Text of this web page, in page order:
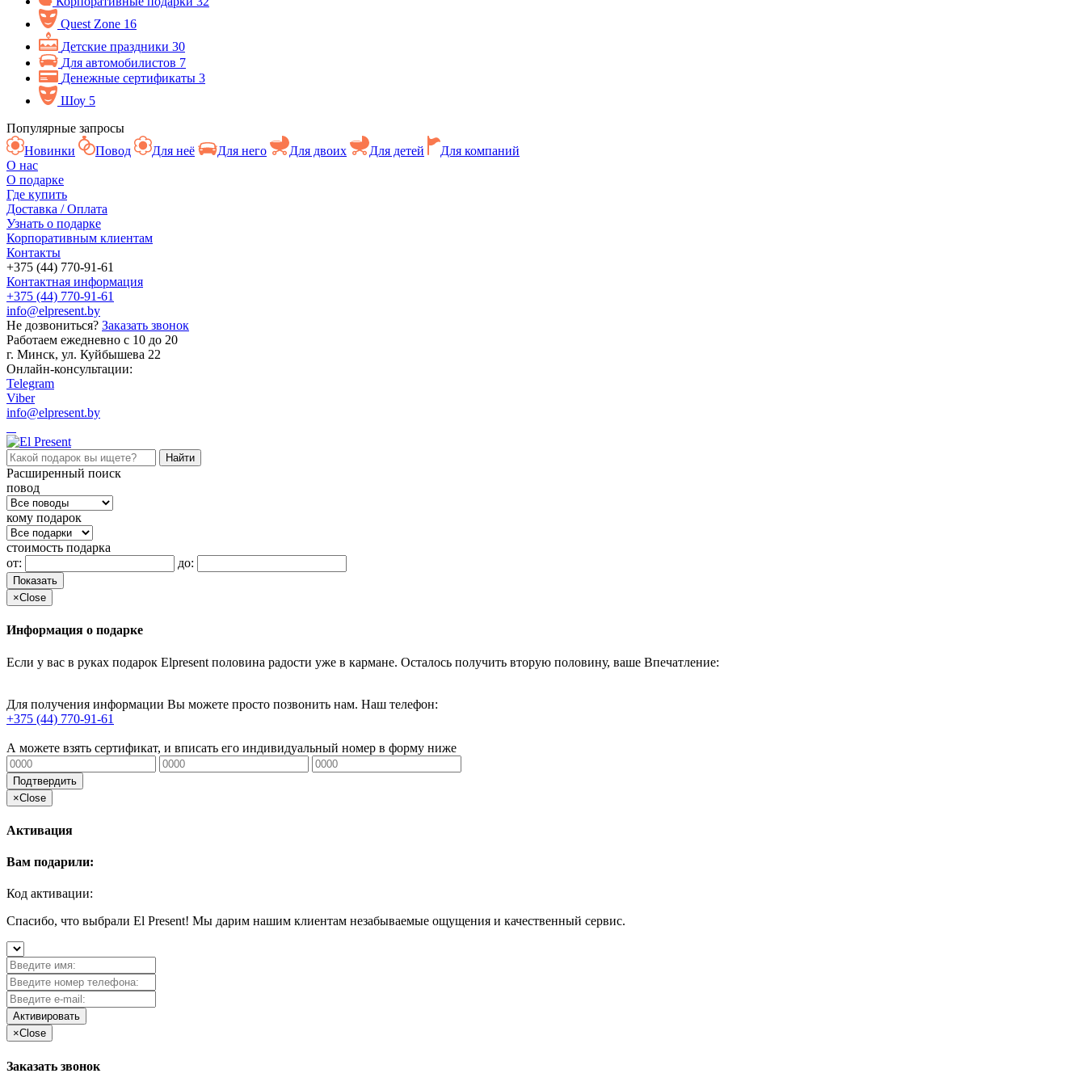
Quest Zone 16
Детские праздники 30
Для автомобилистов 7
Денежные сертификаты 3
Шоу 5
Популярные запросы
Новинки
Повод Для неё Для него Для двоих Для детей
Для компаний
О нас
О подарке
Где купить
Доставка / Оплата
Узнать о подарке
Корпоративным клиентам
Контакты
+375 (44) 770-91-61
Контактная информация
+375 (44) 770-91-61
info@elpresent.by
Не дозвониться? Заказать звонок
Работаем ежедневно c 10 до 20
г. Минск, ул. Куйбышева 22
Онлайн-консультации:
Telegram
Viber
info@elpresent.by
Расширенный поиск
повод
кому подарок
стоимость подарка
от:
до:
Показать
×Close
Информация о подарке
Если у вас в руках подарок Elpresent половина радости уже в кармане. Осталось получить вторую половину, ваше Впечатление:
Для получения информации Вы можете просто позвонить нам. Наш телефон:
+375 (44) 770-91-61
А можете взять сертификат, и вписать его индивидуальный номер в форму ниже
Подтвердить
×Close
Активация
Вам подарили:
Код активации:
Спасибо, что выбрали El Present! Мы дарим нашим клиентам незабываемые ощущения и качественный сервис.
Активировать
×Close
Заказать звонок